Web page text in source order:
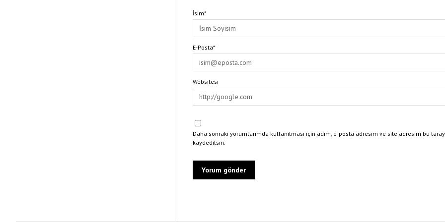
İsim*
E-Posta*
Websitesi
Daha sonraki yorumlarımda kullanılması için adım, e-posta adresim ve site adresim bu
kaydedilsin.